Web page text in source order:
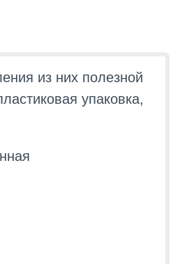
из них полезной
упаковка,